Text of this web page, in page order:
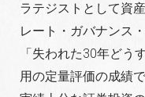
ラテジストとして資
レート・ガバナンス
「失われた30年どう
用の定量評価の成績